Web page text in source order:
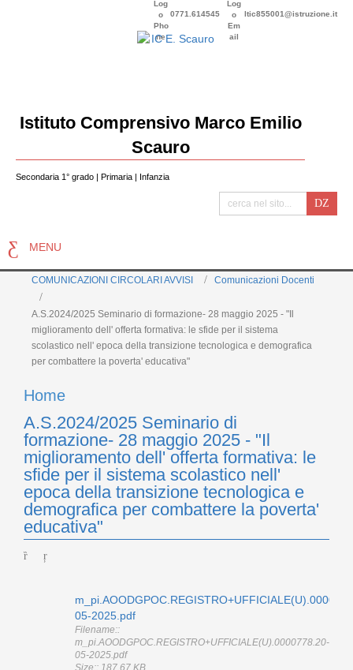
0771.614545 ltic855001@istruzione.it
Istituto Comprensivo Marco Emilio
Scauro
Secondaria 1° grado | Primaria | Infanzia
MENU
COMUNICAZIONI CIRCOLARI AVVISI Comunicazioni Docenti
A.S.2024/2025 Seminario di formazione- 28 maggio 2025 - "Il
miglioramento dell' offerta formativa: le sfide per il sistema
scolastico nell' epoca della transizione tecnologica e demografica
per combattere la poverta' educativa"
Home
A.S.2024/2025 Seminario di
formazione- 28 maggio 2025 - "Il
miglioramento dell' offerta formativa: le
sfide per il sistema scolastico nell'
epoca della transizione tecnologica e
demografica per combattere la poverta'
educativa"
05-2025.pdf
Filename::
m_pi.AOODGPOC.REGISTRO+UFFICIALE(U).0000778.20-
05-2025.pdf
Size:: 187.67 KB